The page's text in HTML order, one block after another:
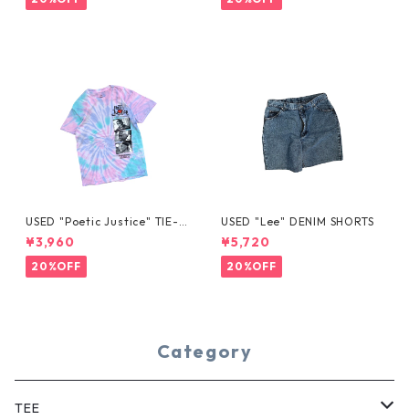
USED "Poetic Justice" TIE-D
YE TEE
¥3,960
20%OFF
USED "Lee" DENIM SHORTS
¥5,720
20%OFF
Category
TEE